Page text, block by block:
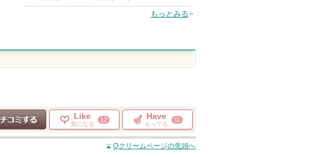
もっとみる
クチコミする
Like
気になる
12 Have
もってる
11
Qクリームページの先頭へ